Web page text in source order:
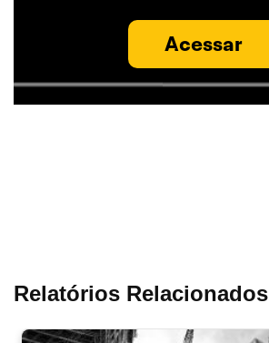
Acessar
Relatórios Relacionados